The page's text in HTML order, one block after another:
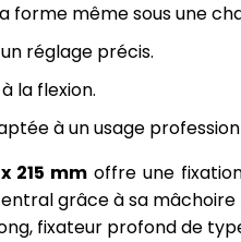
forme même sous une
réglage précis.
la flexion.
à un usage
215 mm offre une
grâce à sa
fixateur profond de